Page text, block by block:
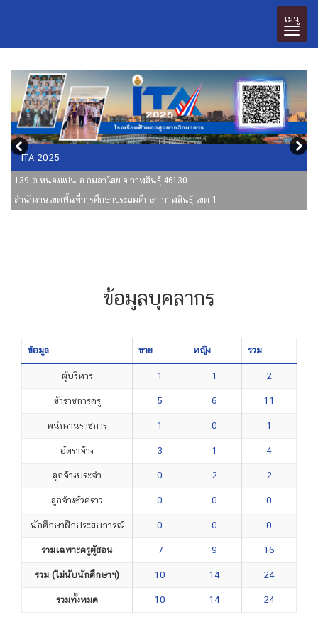
เมนู
ITA 2025
139 ต.หนองแปน อ.กมลาไสย จ.กาฬสินธุ์ 46130
สำนักงานเขตพื้นที่การศึกษาประถมศึกษา กาฬสินธุ์ เขต 1
โรงเรียนฟ้าเเดด
139 ต.หนองแปน อ.กมลาไสย จ.กาฬสินธุ์ 46130
สำนักงานเขตพื้นที่การศึกษาประถมศึกษา กาฬสินธุ์ เขต 1
ข้อมูลบุคลากร
ข้อมูล ชาย หญิง รวม
ผู้บริหาร 1 1 2
ข้าราชการครู 5 6 11
พนักงานราชการ 1 0 1
อัตราจ้าง 3 1 4
ลูกจ้างประจำ 0 2 2
ลูกจ้างชั่วคราว 0 0 0
นักศึกษาฝึกประสบการณ์ 0 0 0
รวมเฉพาะครูผู้สอน 7 9 16
รวม (ไม่นับนักศึกษาฯ) 10 14 24
รวมทั้งหมด 10 14 24